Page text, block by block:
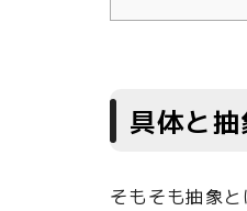
具体と抽
そもそも抽象